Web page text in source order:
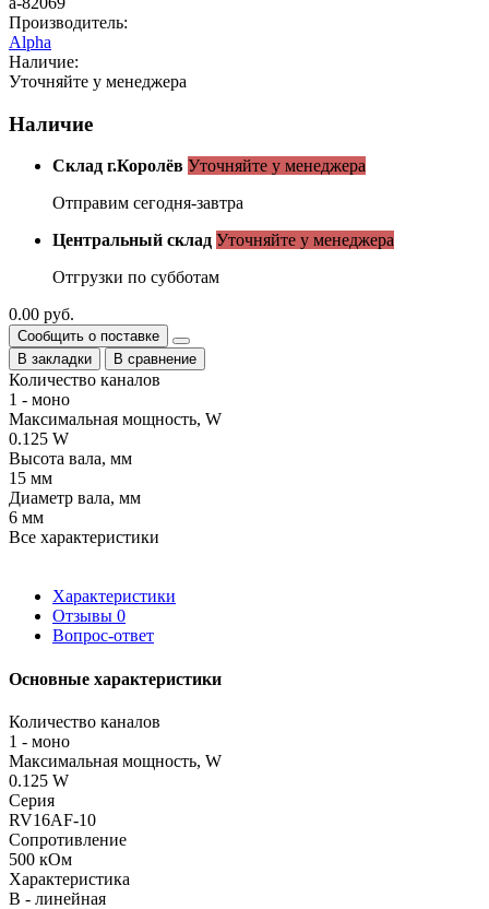
Производитель:
Alpha
Наличие:
Уточняйте у менеджера
Наличие
Склад г.Королёв Уточняйте у менеджера
Отправим сегодня-завтра
Центральный склад Уточняйте у менеджера
Отгрузки по субботам
0.00 руб.
Сообщить о поставке
В закладки
В сравнение
Количество каналов
1 - моно
Максимальная мощность, W
0.125 W
Высота вала, мм
15 мм
Диаметр вала, мм
6 мм
Все характеристики
Характеристики
Отзывы 0
Вопрос-ответ
Основные характеристики
Количество каналов
1 - моно
Максимальная мощность, W
0.125 W
Серия
RV16AF-10
Сопротивление
500 кОм
Характеристика
B - линейная